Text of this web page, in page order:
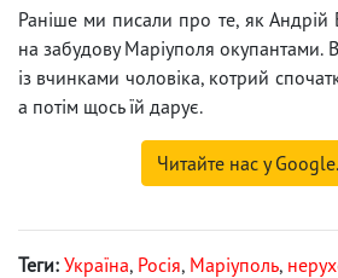
Раніше ми писали про те, як Андрій
на забудову Маріуполя окупантами.
із вчинками чоловіка, котрий
а потім щось їй дарує.
Читайте нас у
Теги: Україна, Росія, Маріуполь,